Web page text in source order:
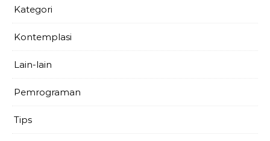
Kategori
Kontemplasi
Lain-lain
Pemrograman
Tips